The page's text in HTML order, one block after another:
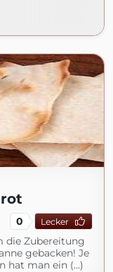
0 Lecker
die Zubereitung
gebacken! Je
hat man ein (...)